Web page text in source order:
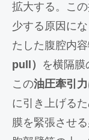
拡大する。こ
少する原因に
たした腹腔内
pull） を横隔膜
この油圧牽引力
に引き上げる
膜を緊張させ